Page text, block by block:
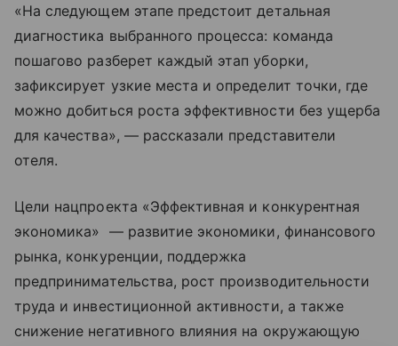
«На следующем этапе предстоит детальная
диагностика выбранного процесса: команда
пошагово разберет каждый этап уборки,
зафиксирует узкие места и определит точки, где
можно добиться роста эффективности без ущерба
для качества», — рассказали представители
отеля.
Цели нацпроекта «Эффективная и конкурентная
экономика» — развитие экономики, финансового
рынка, конкуренции, поддержка
предпринимательства, рост производительности
труда и инвестиционной активности, а также
снижение негативного влияния на окружающую